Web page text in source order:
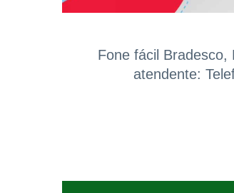
Fone fácil Bradesco,
atendente: